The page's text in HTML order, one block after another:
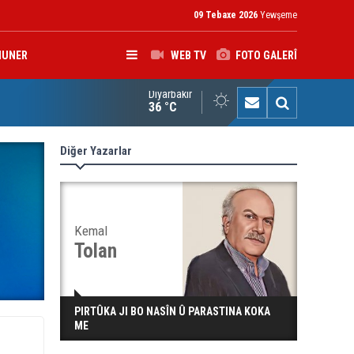
09 Tebaxe 2026 Yewşeme
WEB TV FOTO GALERÎ
budça Haşdî Şabiyê di 6 salan de %72 zêde kir
Diyarbakır
36 °C
Diğer Yazarlar
Kemal
Tolan
PIRTÛKA JI BO NASÎN Û PARASTINA KOKA
ME